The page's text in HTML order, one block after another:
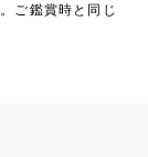
ご鑑賞時と同じ